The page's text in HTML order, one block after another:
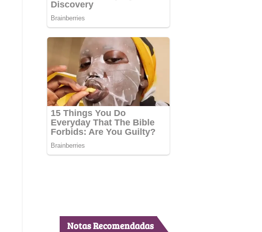
Notas Recomendadas